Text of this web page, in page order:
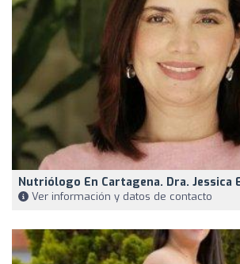
Nutriólogo En Cartagena. Dra. Jessica
Ver información y datos de contacto